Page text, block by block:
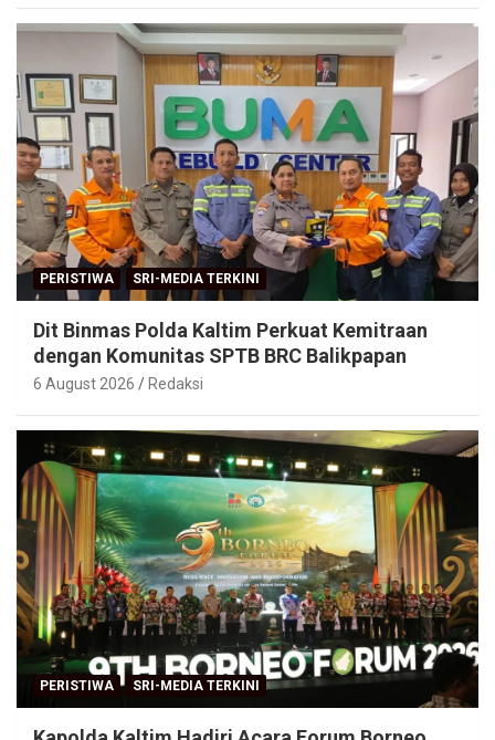
PERISTIWA SRI-MEDIA TERKINI
Dit Binmas Polda Kaltim Perkuat Kemitraan
dengan Komunitas SPTB BRC Balikpapan
6 August 2026 Redaksi
PERISTIWA SRI-MEDIA TERKINI